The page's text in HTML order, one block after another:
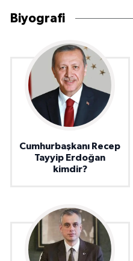
Biyografi
Cumhurbaşkanı Recep
Tayyip Erdoğan
kimdir?